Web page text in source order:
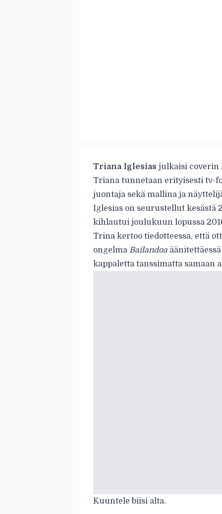
Triana Iglesias julkaisi coverin
Triana tunnetaan erityisesti tv-
juontaja sekä mallina ja
Iglesias on seurustellut kesästä
kihlautui joulukuun lopussa
Trina kertoo tiedotteessa, että
ongelma Bailandoa
kappaletta tanssimatta samaan
Kuuntele biisi alta.